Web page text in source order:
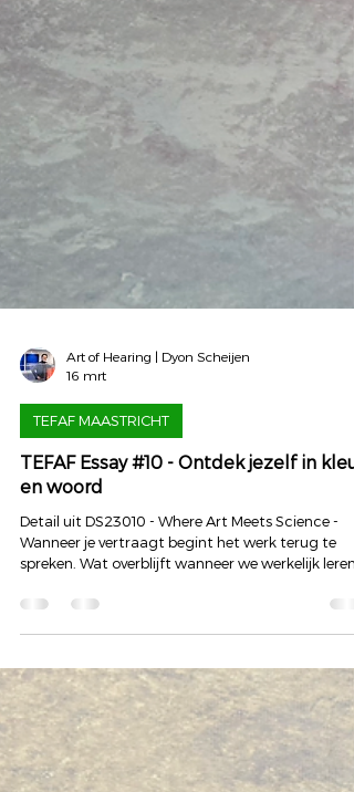
Art of Hearing | Dyon Scheijen
16 mrt
TEFAF MAASTRICHT
TEFAF Essay #10 - Ontdek jezelf in kleur
en woord
Detail uit DS23010 - Where Art Meets Science -
Wanneer je vertraagt begint het werk terug te
spreken. Wat overblijft wanneer we werkelijk leren
kijken Dit blog maakt deel uit van een reeks die
ontstond tijdens de tentoonstelling van het